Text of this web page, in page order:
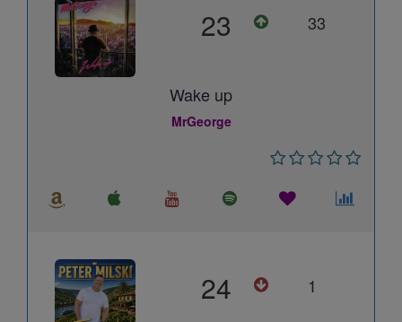
23 33
Wake up
MrGeorge
24 1